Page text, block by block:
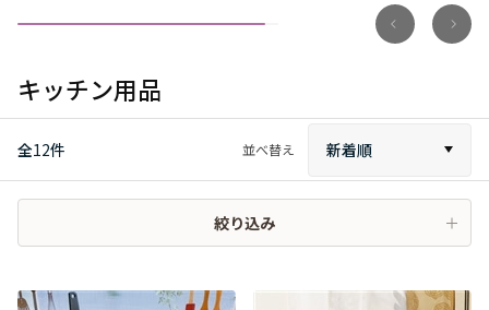
キッチン用品
全12件 並べ替え 新着順
絞り込み